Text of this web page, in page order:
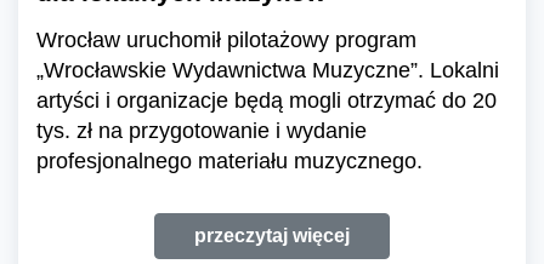
Wrocław uruchomił pilotażowy program
„Wrocławskie Wydawnictwa Muzyczne”. Lokalni
artyści i organizacje będą mogli otrzymać do 20
tys. zł na przygotowanie i wydanie
profesjonalnego materiału muzycznego.
przeczytaj więcej